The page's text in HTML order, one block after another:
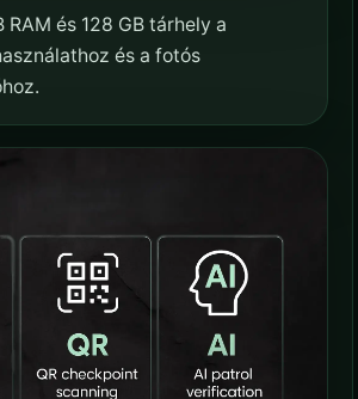
RAM és 128 GB tárhely a
és a fotós